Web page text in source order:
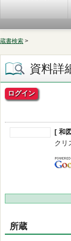
蔵書検索 >
資料詳
ログイン
[ 和
クリ
所蔵